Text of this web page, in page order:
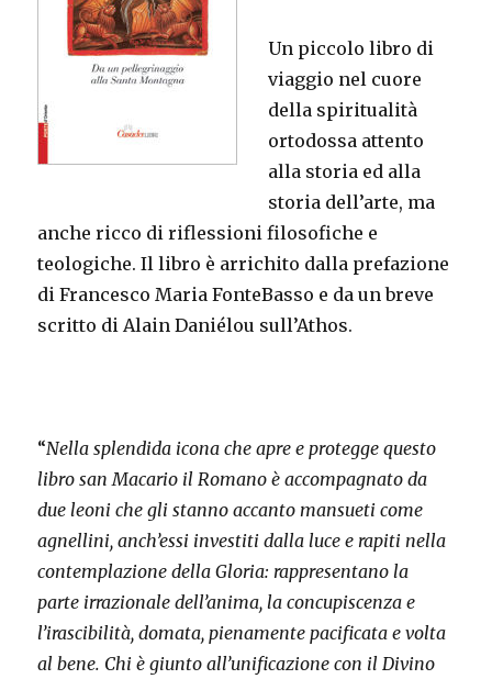
Un piccolo libro di
viaggio nel cuore
della spiritualità
ortodossa attento
alla storia ed alla
storia dell’arte, ma
anche ricco di riflessioni filosofiche e
teologiche. Il libro è arrichito dalla prefazione
di Francesco Maria FonteBasso e da un breve
scritto di Alain Daniélou sull’Athos.
“Nella splendida icona che apre e protegge questo
libro san Macario il Romano è accompagnato da
due leoni che gli stanno accanto mansueti come
agnellini, anch’essi investiti dalla luce e rapiti nella
contemplazione della Gloria: rappresentano la
parte irrazionale dell’anima, la concupiscenza e
l’irascibilità, domata, pienamente pacificata e volta
al bene. Chi è giunto all’unificazione con il Divino